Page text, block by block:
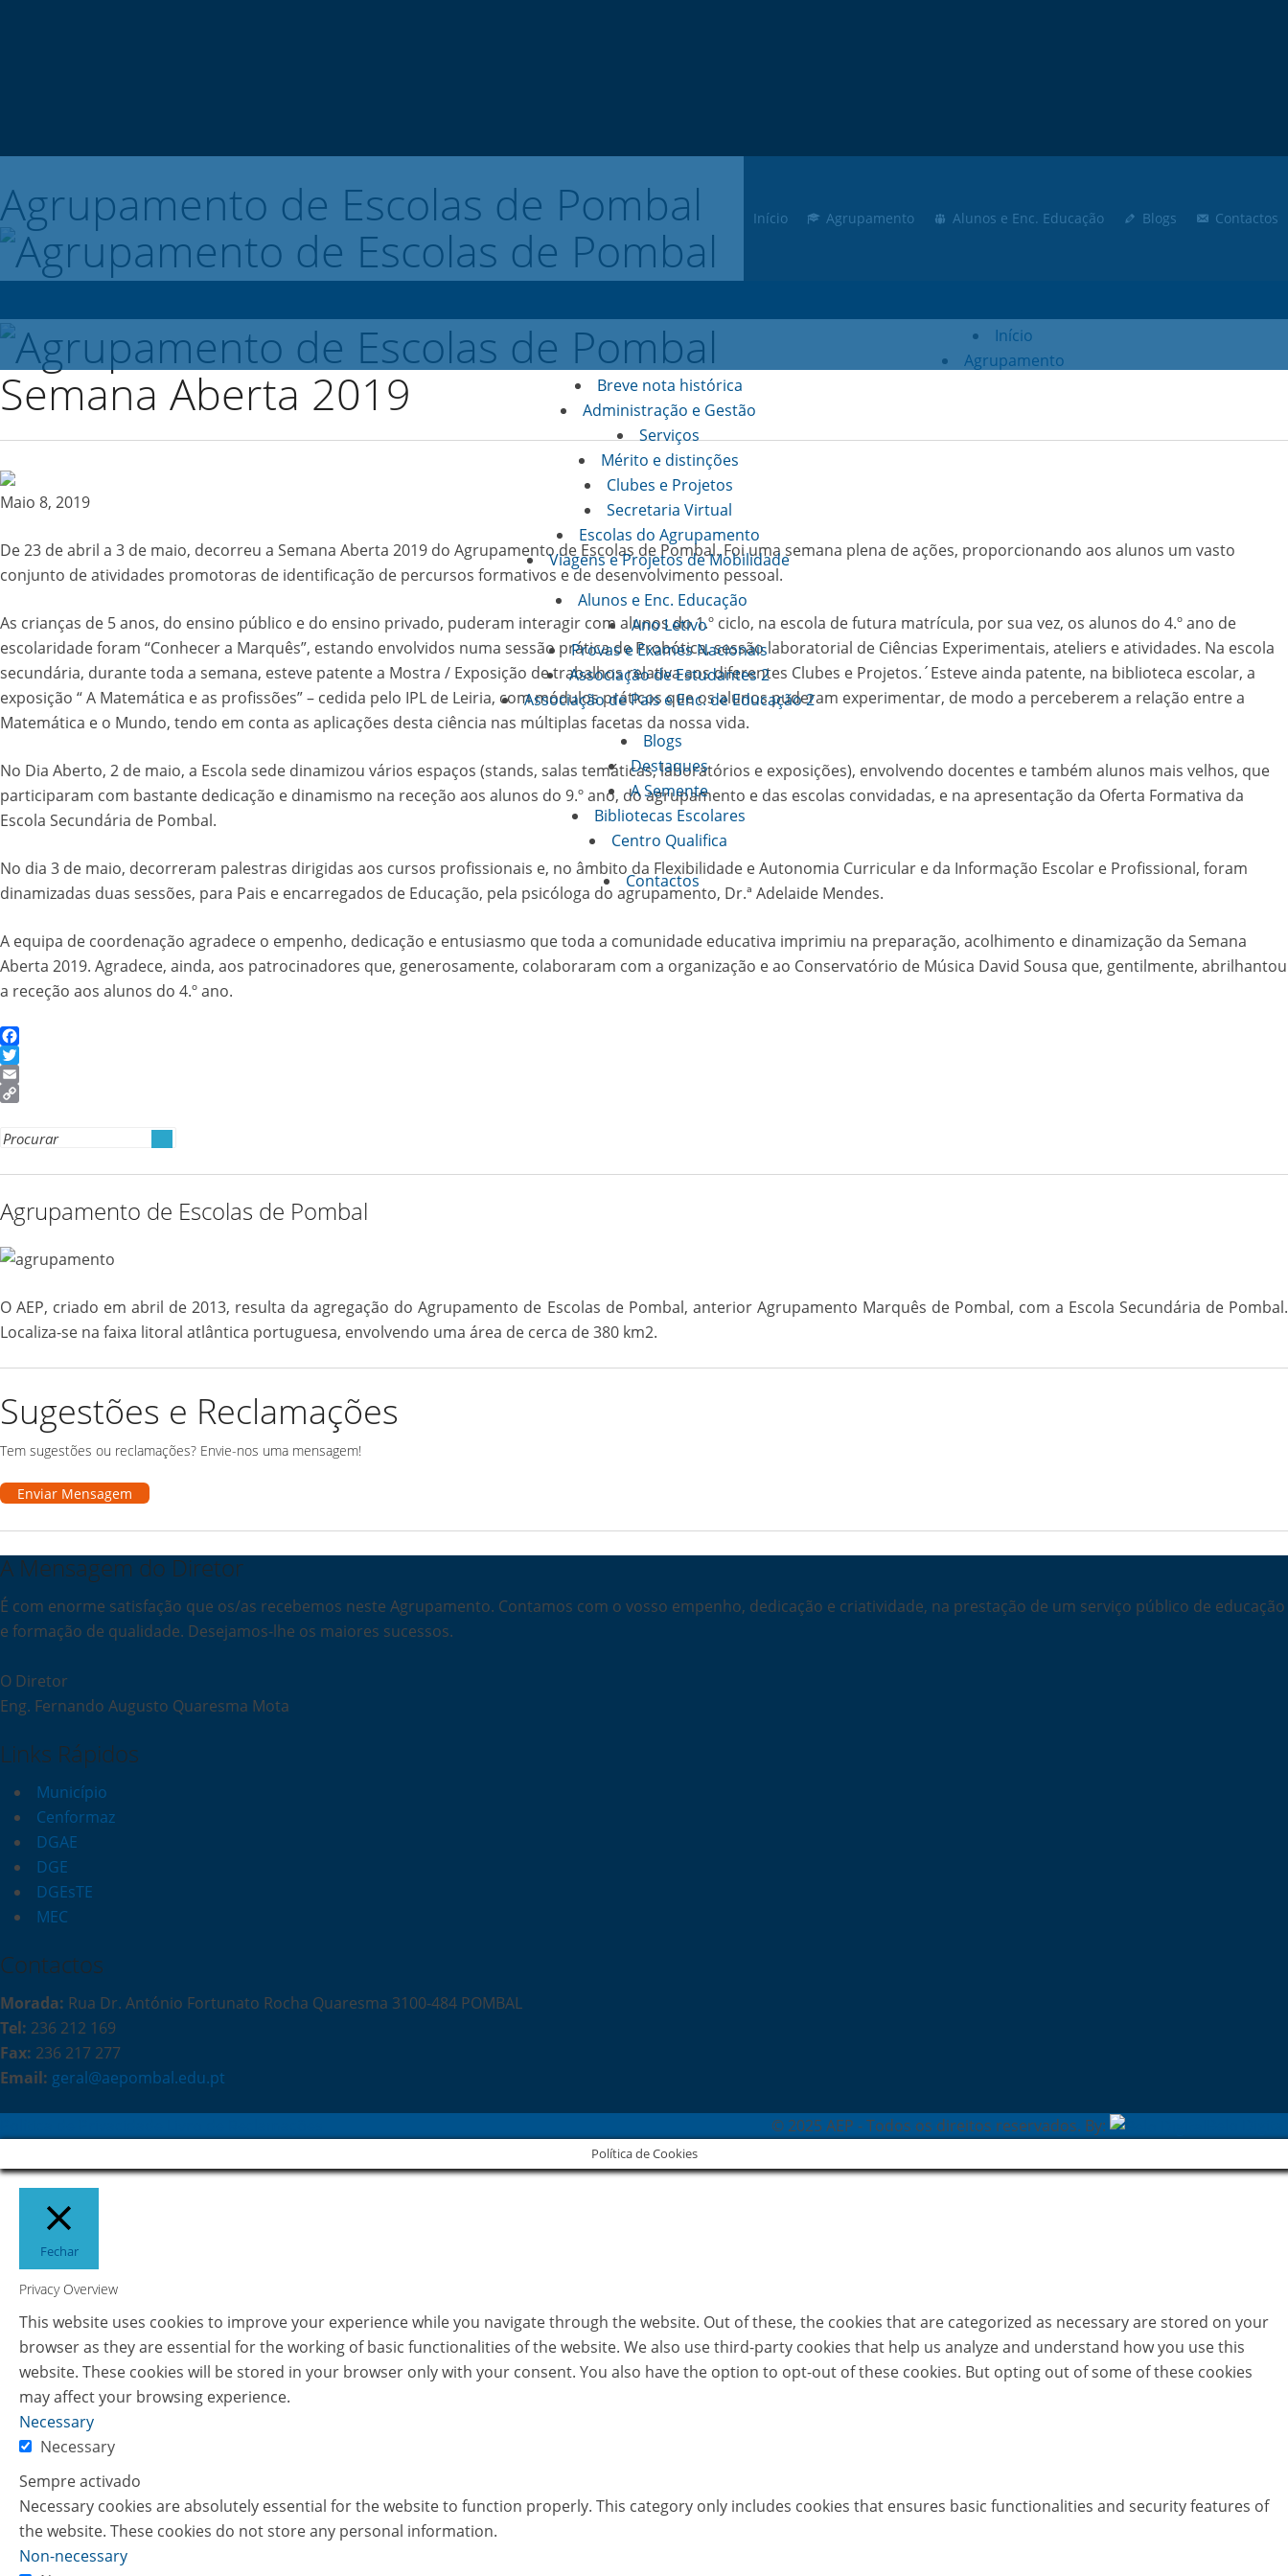
Agrupamento de Escolas de Pombal Início Agrupamento Alunos e Enc. Educação Blogs Contactos
Início
Agrupamento
Breve nota histórica
Administração e Gestão
Serviços
Mérito e distinções
Clubes e Projetos
Secretaria Virtual
Escolas do Agrupamento
Viagens e Projetos de Mobilidade
Alunos e Enc. Educação
Ano Letivo
Provas e Exames Nacionais
Associação de Estudantes 2
Associação de Pais e Enc. de Educação 2
Blogs
Destaques
A Semente
Bibliotecas Escolares
Centro Qualifica
Contactos
Semana Aberta 2019
Maio 8, 2019
De 23 de abril a 3 de maio, decorreu a Semana Aberta 2019 do Agrupamento de Escolas de Pombal. Foi uma semana plena de ações, proporcionando aos alunos um vasto
conjunto de atividades promotoras de identificação de percursos formativos e de desenvolvimento pessoal.
As crianças de 5 anos, do ensino público e do ensino privado, puderam interagir com alunos do 1.º ciclo, na escola de futura matrícula, por sua vez, os alunos do 4.º ano de
escolaridade foram “Conhecer a Marquês”, estando envolvidos numa sessão prática de Probótica, sessão laboratorial de Ciências Experimentais, ateliers e atividades. Na escola
secundária, durante toda a semana, esteve patente a Mostra / Exposição de trabalhos relativa aos diferentes Clubes e Projetos.´Esteve ainda patente, na biblioteca escolar, a
exposição “ A Matemática e as profissões” – cedida pelo IPL de Leiria, com módulos práticos que os alunos puderam experimentar, de modo a perceberem a relação entre a
Matemática e o Mundo, tendo em conta as aplicações desta ciência nas múltiplas facetas da nossa vida.
No Dia Aberto, 2 de maio, a Escola sede dinamizou vários espaços (stands, salas temáticas, laboratórios e exposições), envolvendo docentes e também alunos mais velhos, que
participaram com bastante dedicação e dinamismo na receção aos alunos do 9.º ano, do agrupamento e das escolas convidadas, e na apresentação da Oferta Formativa da
Escola Secundária de Pombal.
No dia 3 de maio, decorreram palestras dirigidas aos cursos profissionais e, no âmbito da Flexibilidade e Autonomia Curricular e da Informação Escolar e Profissional, foram
dinamizadas duas sessões, para Pais e encarregados de Educação, pela psicóloga do agrupamento, Dr.ª Adelaide Mendes.
A equipa de coordenação agradece o empenho, dedicação e entusiasmo que toda a comunidade educativa imprimiu na preparação, acolhimento e dinamização da Semana
Aberta 2019. Agradece, ainda, aos patrocinadores que, generosamente, colaboraram com a organização e ao Conservatório de Música David Sousa que, gentilmente, abrilhantou
a receção aos alunos do 4.º ano.
Facebook
Twitter
Email
Link
Search
Agrupamento de Escolas de Pombal
O AEP, criado em abril de 2013, resulta da agregação do Agrupamento de Escolas de Pombal, anterior Agrupamento Marquês de Pombal, com a Escola Secundária de Pombal.
Localiza-se na faixa litoral atlântica portuguesa, envolvendo uma área de cerca de 380 km2.
Sugestões e Reclamações
Tem sugestões ou reclamações? Envie-nos uma mensagem!
Enviar Mensagem
A Mensagem do Diretor
É com enorme satisfação que os/as recebemos neste Agrupamento. Contamos com o vosso empenho, dedicação e criatividade, na prestação de um serviço público de educação
e formação de qualidade. Desejamos-lhe os maiores sucessos.
O Diretor
Eng. Fernando Augusto Quaresma Mota
Links Rápidos
Município
Cenformaz
DGAE
DGE
DGEsTE
MEC
Contactos
Morada: Rua Dr. António Fortunato Rocha Quaresma 3100-484 POMBAL
Tel: 236 212 169
Fax: 236 217 277
Email: geral@aepombal.edu.pt
© 2025 AEP - Todos os direitos reservados. By:
Política de Cookies
Fechar
Privacy Overview
This website uses cookies to improve your experience while you navigate through the website. Out of these, the cookies that are categorized as necessary are stored on your
browser as they are essential for the working of basic functionalities of the website. We also use third-party cookies that help us analyze and understand how you use this
website. These cookies will be stored in your browser only with your consent. You also have the option to opt-out of these cookies. But opting out of some of these cookies
may affect your browsing experience.
Necessary
Necessary
Sempre activado
Necessary cookies are absolutely essential for the website to function properly. This category only includes cookies that ensures basic functionalities and security features of
the website. These cookies do not store any personal information.
Non-necessary